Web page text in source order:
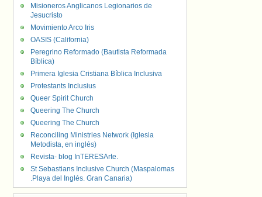
Misioneros Anglicanos Legionarios de
Jesucristo
Movimiento Arco Iris
OASIS (California)
Peregrino Reformado (Bautista Reformada
Bíblica)
Primera Iglesia Cristiana Bíblica Inclusiva
Protestants Inclusius
Queer Spirit Church
Queering The Church
Queering The Church
Reconciling Ministries Network (Iglesia
Metodista, en inglés)
Revista- blog InTERESArte.
St Sebastians Inclusive Church (Maspalomas
.Playa del Inglés. Gran Canaria)